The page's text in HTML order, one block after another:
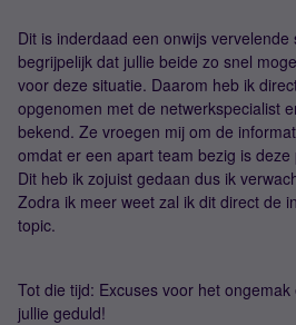
Dit is inderdaad een onwijs vervelende
begrijpelijk dat jullie beide zo snel
voor deze situatie. Daarom heb ik
opgenomen met de netwerkspecialist
bekend. Ze vroegen mij om de
omdat er een apart team bezig is
Dit heb ik zojuist gedaan dus ik
Zodra ik meer weet zal ik dit direct de
topic.
Tot die tijd: Excuses voor het
jullie geduld!